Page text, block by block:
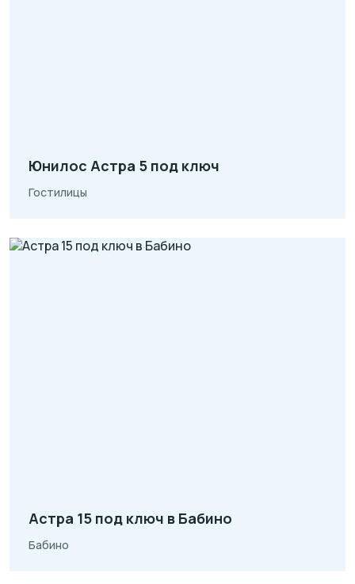
Юнилос Астра 5 под ключ
Гостилицы
Астра 15 под ключ в Бабино
Бабино